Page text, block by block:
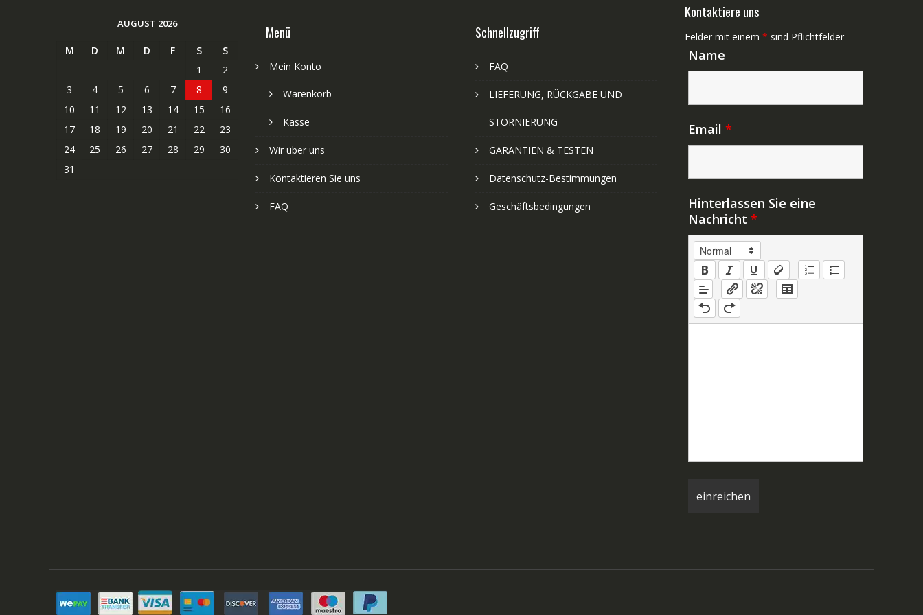
AUGUST 2026
M D M D F S
S
1
2
3
4 5 6 7 8
9
10
11 12 13 14 15
16
17
18 19 20 21 22
23
24
25 26 27 28 29
30
31
Menü
Mein Konto
Warenkorb
Kasse
Wir über uns
Kontaktieren Sie uns
FAQ
Schnellzugriff
FAQ
LIEFERUNG, RÜCKGABE UND
STORNIERUNG
GARANTIEN & TESTEN
Datenschutz-Bestimmungen
Geschäftsbedingungen
Kontaktiere uns
Felder mit einem * sind Pflichtfelder
Name
Email *
Hinterlassen Sie eine
Nachricht *